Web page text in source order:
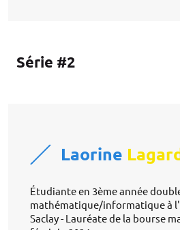
Série #2
Laorine
Étudiante en 3ème année
mathématique/informatique à
Saclay - Lauréate de la bourse